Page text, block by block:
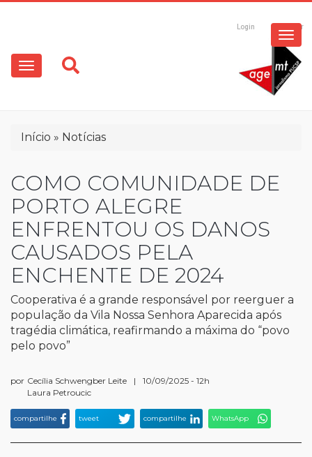
conteúdo
principal
Login Registrar
Main
navigation
Trilha
navegação
Início Notícias
COMO COMUNIDADE DE
PORTO ALEGRE
ENFRENTOU OS DANOS
CAUSADOS PELA
ENCHENTE DE 2024
Cooperativa é a grande responsável por reerguer a
população da Vila Nossa Senhora Aparecida após
tragédia climática, reafirmando a máxima do “povo
pelo povo”
por Cecília Schwengber Leite
Laura Petroucic
| 10/09/2025 - 12h
compartilhe tweet compartilhe WhatsApp